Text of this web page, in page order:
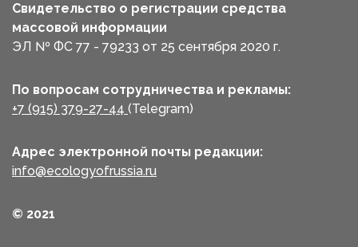
Свидетельство о регистрации средства
массовой информации
ЭЛ № ФС 77 - 79233 от 25 сентября 2020 г.
По вопросам сотрудничества и рекламы:
+7 (915) 379-27-44 (Telegram)
Адрес электронной почты редакции:
info@ecologyofrussia.ru
© 2021